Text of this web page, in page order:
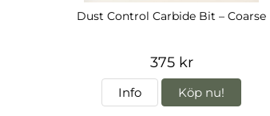
Dust Control Carbide Bit – Coarse
375 kr
Info Köp nu!